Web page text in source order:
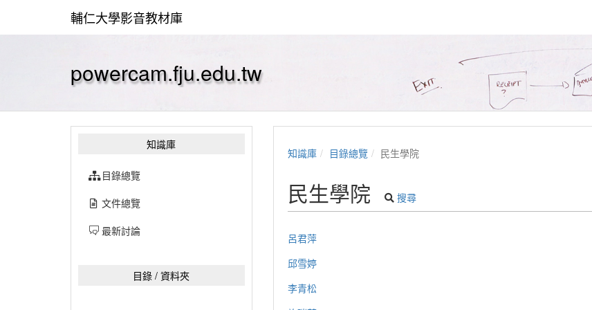
輔仁大學影音教材庫
powercam.fju.edu.tw
知識庫
目錄總覽
文件總覽
最新討論
目錄 / 資料夾
知識庫 目錄總覽 民生學院
民生學院 搜尋
呂君萍
邱雪婷
李青松